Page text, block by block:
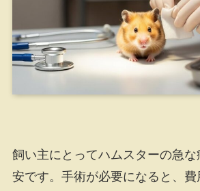
飼い主にとってハムスターの急
安です。手術が必要になると、